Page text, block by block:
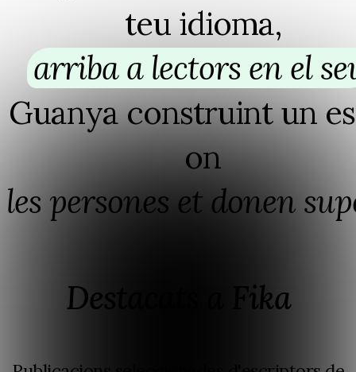
teu idioma,
arriba a lectors en el
Guanya construint un
on
les persones et donen
Destacats a Fika